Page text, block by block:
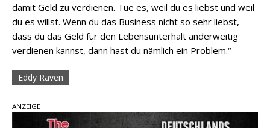
damit Geld zu verdienen. Tue es, weil du es liebst und weil
du es willst. Wenn du das Business nicht so sehr liebst,
dass du das Geld für den Lebensunterhalt anderweitig
verdienen kannst, dann hast du nämlich ein Problem.“
Eddy Raven
ANZEIGE